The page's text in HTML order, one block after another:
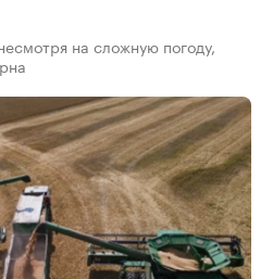
на сложную погоду,